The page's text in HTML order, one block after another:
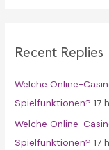
h
o
r
:
Recent Replies
Welche Online-
Spielfunktionen? 17
Welche Online-
Spielfunktionen? 17